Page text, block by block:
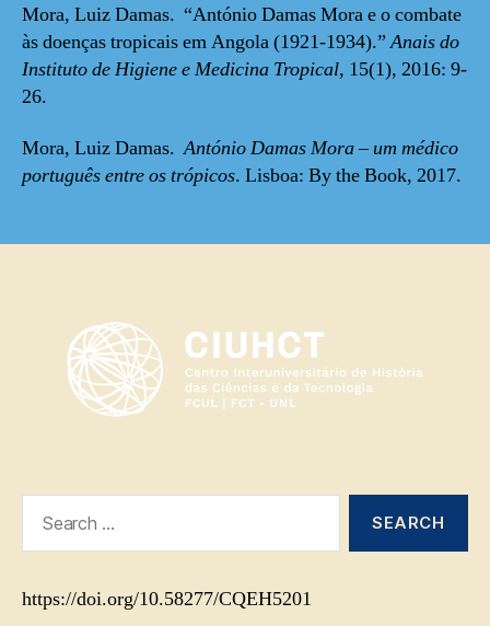
Mora, Luiz Damas. “António Damas Mora e o combate
às doenças tropicais em Angola (1921-1934).”Anais do
Instituto de Higiene e Medicina Tropical, 15(1), 2016: 9-
26.
Mora, Luiz Damas.António Damas Mora – um médico
português entre os trópicos. Lisboa: By the Book, 2017.
https://doi.org/10.58277/CQEH5201